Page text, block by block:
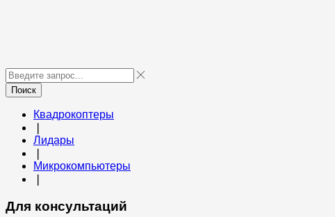
Поиск
Квадрокоптеры
Лидары
Микрокомпьютеры
Для консультаций